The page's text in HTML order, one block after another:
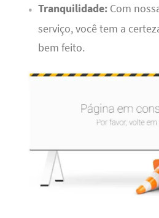
Tranquilidade:Com
serviço, você tem a
bem feito.